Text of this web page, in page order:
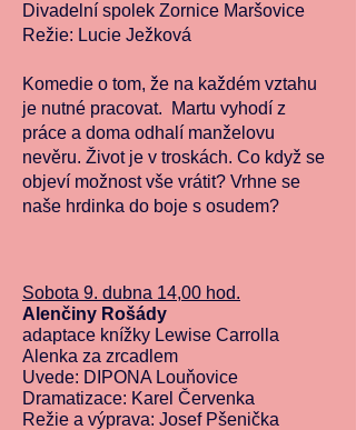
Divadelní spolek Zornice Maršovice
Režie: Lucie Ježková
Komedie o tom, že na každém vztahu
je nutné pracovat. Martu vyhodí z
práce a doma odhalí manželovu
nevěru. Život je v troskách. Co když se
objeví možnost vše vrátit? Vrhne se
naše hrdinka do boje s osudem?
Sobota 9. dubna 14,00 hod.
Alenčiny Rošády
adaptace knížky Lewise Carrolla
Alenka za zrcadlem
Uvede: DIPONA Louňovice
Dramatizace: Karel Červenka
Režie a výprava: Josef Pšenička